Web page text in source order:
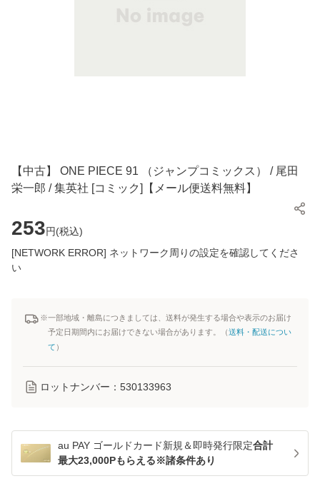
【中古】 ONE PIECE 91 （ジャンプコミックス） / 尾田
栄一郎 / 集英社 [コミック]【メール便送料無料】
253円(税込)
[NETWORK ERROR] ネットワーク周りの設定を確認してくださ
い
※一部地域・離島につきましては、送料が発生する場合や表示のお届け
予定日期間内にお届けできない場合があります。（送料・配送につい
て ）
ロットナンバー： 530133963
au PAY ゴールドカード新規＆即時発行限定合計
最大23,000Pもらえる※諸条件あり